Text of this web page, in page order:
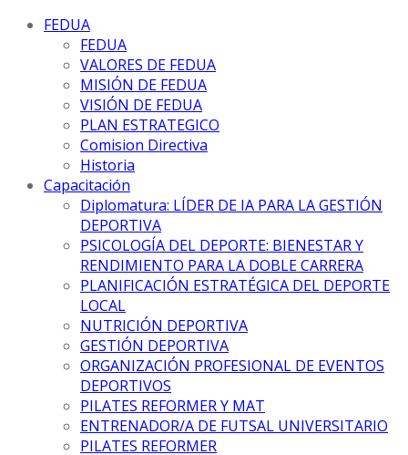
FEDUA
FEDUA
VALORES DE FEDUA
MISIÓN DE FEDUA
VISIÓN DE FEDUA
PLAN ESTRATEGICO
Comision Directiva
Historia
Capacitación
Diplomatura: LÍDER DE IA PARA LA GESTIÓN
DEPORTIVA
PSICOLOGÍA DEL DEPORTE: BIENESTAR Y
RENDIMIENTO PARA LA DOBLE CARRERA
PLANIFICACIÓN ESTRATÉGICA DEL DEPORTE
LOCAL
NUTRICIÓN DEPORTIVA
GESTIÓN DEPORTIVA
ORGANIZACIÓN PROFESIONAL DE EVENTOS
DEPORTIVOS
PILATES REFORMER Y MAT
ENTRENADOR/A DE FUTSAL UNIVERSITARIO
PILATES REFORMER